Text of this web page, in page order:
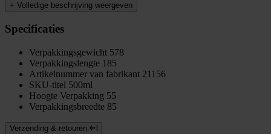
+ Volledige beschrijving weergeven
Specificaties
Verpakkingsgewicht 578
Verpakkingslengte 185
Artikelnummer van fabrikant 21156
SKU-titel 500ml
Hoogte Verpakking 55
Verpakkingsbreedte 85
Verzending & retouren